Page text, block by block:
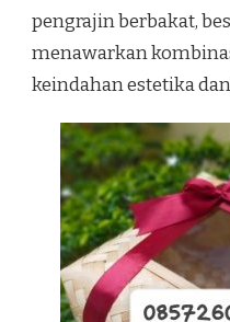
pengrajin berbakat,
menawarkan
keindahan estetika